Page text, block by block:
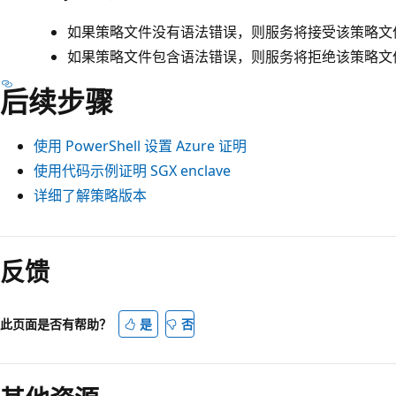
如果策略文件没有语法错误，则服务将接受该策略文
如果策略文件包含语法错误，则服务将拒绝该策略文
后续步骤
使用 PowerShell 设置 Azure 证明
使用代码示例证明 SGX enclave
详细了解策略版本
反馈
此页面是否有帮助？ 是 否